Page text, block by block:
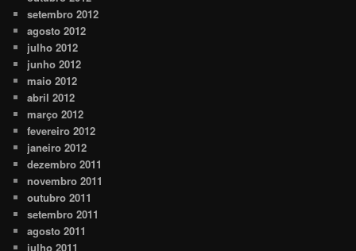
setembro 2012
agosto 2012
julho 2012
junho 2012
maio 2012
abril 2012
março 2012
fevereiro 2012
janeiro 2012
dezembro 2011
novembro 2011
outubro 2011
setembro 2011
agosto 2011
julho 2011